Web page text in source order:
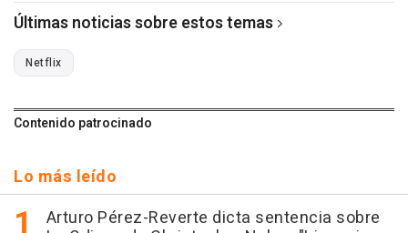
Últimas noticias sobre estos temas
Netflix
Contenido patrocinado
Lo más leído
Arturo Pérez-Reverte dicta sentencia sobre